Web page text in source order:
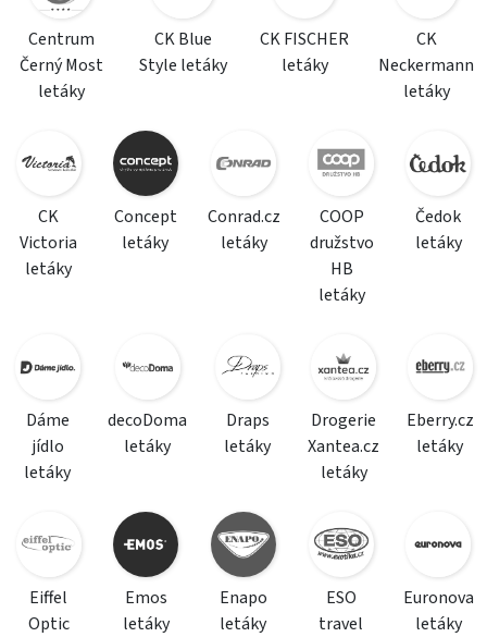
Centrum
Černý Most
letáky
CK Blue
Style letáky
CK FISCHER
letáky
CK
Neckermann
letáky
CK
Victoria
letáky
Concept
letáky
Conrad.cz
letáky
COOP
družstvo
HB
letáky
Čedok
letáky
Dáme
jídlo
letáky
decoDoma
letáky
Draps
letáky
Drogerie
Xantea.cz
letáky
Eberry.cz
letáky
Eiffel
Optic
Emos
letáky
Enapo
letáky
ESO
travel
Euronova
letáky